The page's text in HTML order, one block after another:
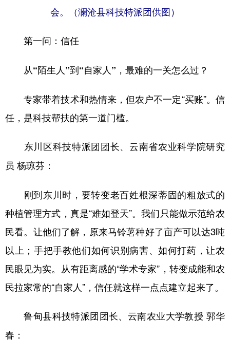
会。（澜沧县科技特派团供图）
第一问：信任
从“陌生人”到“自家人”，最难的一关怎么过？
专家带着技术和热情来，但农户不一定“买账”。信
任，是科技帮扶的第一道门槛。
东川区科技特派团团长、云南省农业科学院研究
员 杨琼芬：
刚到东川时，要转变老百姓根深蒂固的粗放式的
种植管理方式，真是“难如登天”。我们只能做示范给农
民看。让他们了解，原来马铃薯种好了亩产可以达3吨
以上；手把手教他们如何识别病害、如何打药，让农
民眼见为实。从有距离感的“学术专家”，转变成能和农
民拉家常的“自家人”，信任就这样一点点建立起来了。
鲁甸县科技特派团团长、云南农业大学教授 郭华
春：